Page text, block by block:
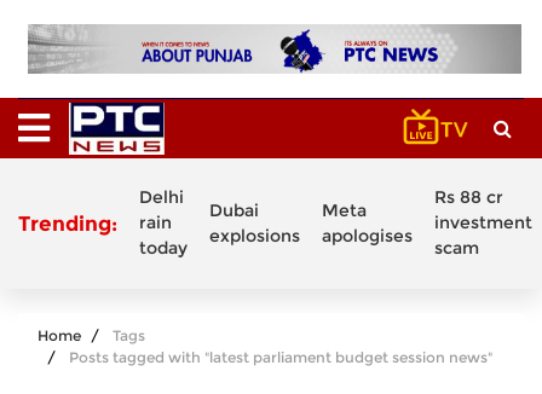
Trending:
Delhi
rain
today
Dubai
explosions
Meta
apologises
Rs 88 cr
investment
scam
Home
Tags
Posts tagged with "latest parliament budget session news"